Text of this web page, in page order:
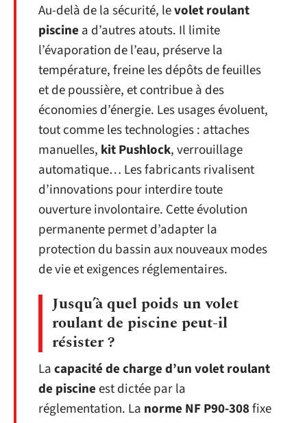
Au-delà de la sécurité, levolet roulant
piscine a d’autres atouts. Il limite
l’évaporation de l’eau, préserve la
température, freine les dépôts de feuilles
et de poussière, et contribue à des
économies d’énergie. Les usages évoluent,
tout comme les technologies : attaches
manuelles, kit Pushlock, verrouillage
automatique… Les fabricants rivalisent
d’innovations pour interdire toute
ouverture involontaire. Cette évolution
permanente permet d’adapter la
protection du bassin aux nouveaux modes
de vie et exigences réglementaires.
Jusqu’à quel poids un volet
roulant de piscine peut-il
résister ?
Lacapacité de charge d’un volet roulant
de piscineest dictée par la
réglementation. La norme NF P90-308fixe